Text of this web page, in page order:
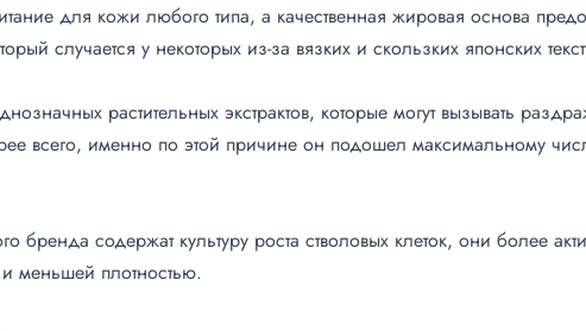
для кожи любого типа, а качественная жировая основа
случается у некоторых из-за вязких и скользких японских
растительных экстрактов, которые могут вызывать
всего, именно по этой причине он подошел максимальному
бренда содержат культуру роста стволовых клеток, они более
меньшей плотностью.